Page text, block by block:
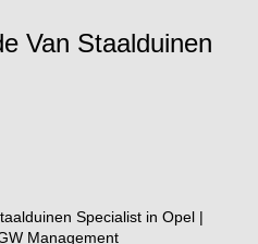
Van Staalduinen
Specialist in Opel |
Management